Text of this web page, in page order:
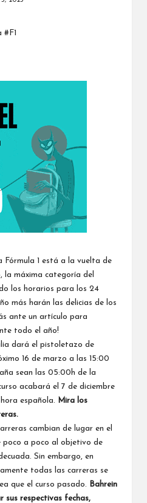
1 está a la vuelta de
la máxima categoría del
los horarios para los 24
más harán las delicias de los
ante un artículo para
todo el año!
dará el pistoletazo de
16 de marzo a las 15:00
sean las 05:00h de la
acabará el 7 de diciembre
española.
Mira los
cambian de lugar en el
poco a poco al objetivo de
Sin embargo, en
todas las carreras se
que el curso pasado.
Bahrein
sus respectivas fechas,